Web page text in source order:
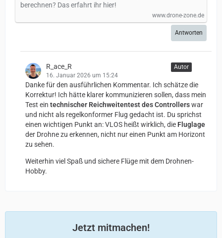
berechnen? Das erfahrt ihr hier!
www.drone-zone.de
Antworten
R_ace_R
16. Januar 2026 um 15:24
Autor
Danke für den ausführlichen Kommentar. Ich schätze die
Korrektur! Ich hätte klarer kommunizieren sollen, dass mein
Test ein technischer Reichweitentest des Controllerswar
und nicht als regelkonformer Flug gedacht ist. Du sprichst
einen wichtigen Punkt an: VLOS heißt wirklich, die Fluglage
der Drohne zu erkennen, nicht nur einen Punkt am Horizont
zu sehen.
Weiterhin viel Spaß und sichere Flüge mit dem Drohnen-
Hobby.
Jetzt mitmachen!